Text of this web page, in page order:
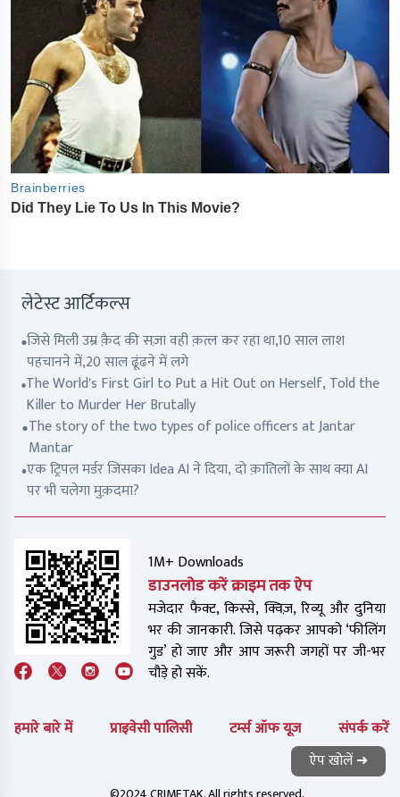
लेटेस्ट आर्टिकल्स
जिसे मिली उम्र क़ैद की सज़ा वही क़त्ल कर रहा था,10 साल लाश
पहचानने में,20 साल ढूंढने में लगे
The World's First Girl to Put a Hit Out on Herself, Told the
Killer to Murder Her Brutally
The story of the two types of police officers at Jantar
Mantar
एक ट्रिपल मर्डर जिसका Idea AI ने दिया, दो क़ातिलों के साथ क्या AI
पर भी चलेगा मुक़दमा?
1M+ Downloads
डाउनलोड करें क्राइम तक ऐप
मजेदार फैक्ट, किस्से, क्विज़, रिव्यू और दुनिया
भर की जानकारी. जिसे पढ़कर आपको ‘फीलिंग
गुड’ हो जाए और आप जरूरी जगहों पर जी-भर
चौड़े हो सकें.
हमारे बारे में प्राइवेसी पालिसी टर्म्स ऑफ यूज संपर्क करें
ऐप खोलें ➜